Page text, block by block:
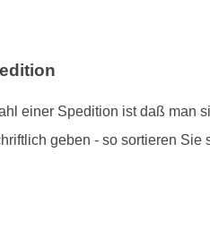
einer Spedition ist daß man
geben - so sortieren Sie